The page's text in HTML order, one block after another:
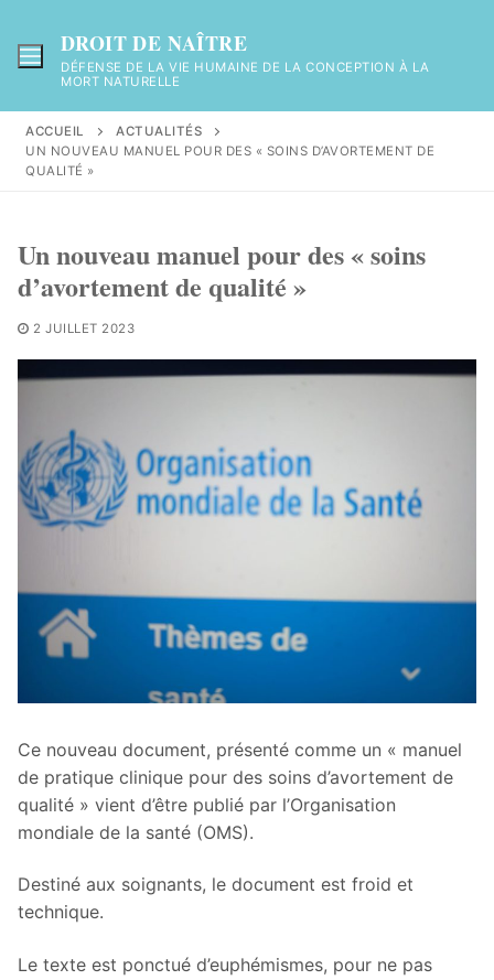
au
contenu
DROIT DE NAÎTRE
DÉFENSE DE LA VIE HUMAINE DE LA CONCEPTION À LA
MORT NATURELLE
ACCUEIL
ACTUALITÉS
UN NOUVEAU MANUEL POUR DES « SOINS D’AVORTEMENT DE
QUALITÉ »
Un nouveau manuel pour des « soins
d’avortement de qualité »
2 JUILLET 2023
Ce nouveau document, présenté comme un « manuel
de pratique clinique pour des soins d’avortement de
qualité » vient d’être publié par l’Organisation
mondiale de la santé (OMS).
Destiné aux soignants, le document est froid et
technique.
Le texte est ponctué d’euphémismes, pour ne pas